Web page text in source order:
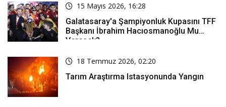
15 Mayıs 2026, 16:28
Galatasaray'a Şampiyonluk Kupasını TFF
Başkanı İbrahim Hacıosmanoğlu Mu
Verecek?
18 Temmuz 2026, 02:20
Tarım Araştırma Istasyonunda Yangın